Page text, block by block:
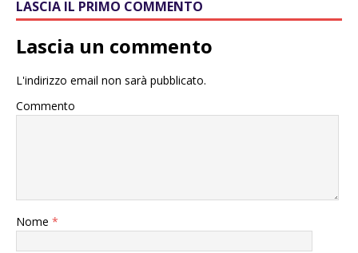
LASCIA IL PRIMO COMMENTO
Lascia un commento
L'indirizzo email non sarà pubblicato.
Commento
Nome *